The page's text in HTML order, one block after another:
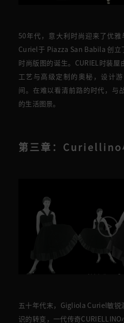
50年代，意大利时尚迎来了优
Curiel于 Piazza San Babila 创立
时尚版图的诞生。CURIEL时装屋
工艺与高级定制的奥秘，设计
间。在难以看清前路的时代，与
的生活图景。
第三章：Curiellino
五十年代末，Gigliola Curiel敏锐
识的转变，一代传奇